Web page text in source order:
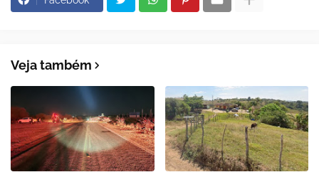
Veja também